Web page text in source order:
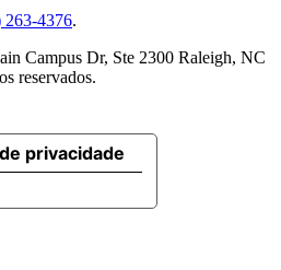
263-4376.
Campus Dr, Ste 2300 Raleigh, NC
reservados.
privacidade